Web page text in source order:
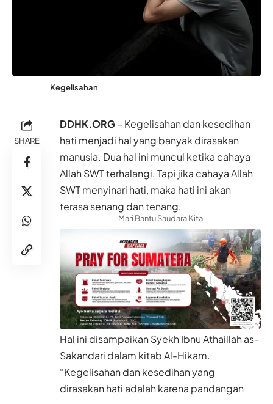
Kegelisahan
SHARE
DDHK.ORG– Kegelisahan dan kesedihan
hati menjadi hal yang banyak dirasakan
manusia. Dua hal ini muncul ketika cahaya
Allah SWT terhalangi. Tapi jika cahaya Allah
SWT menyinari hati, maka hati ini akan
terasa senang dan tenang.
- Mari Bantu Saudara Kita -
Hal ini disampaikan SyekhIbnu Athaillahas-
Sakandari dalam kitab Al-Hikam.
“Kegelisahan dan kesedihan yang
dirasakan hati adalah karena pandangan